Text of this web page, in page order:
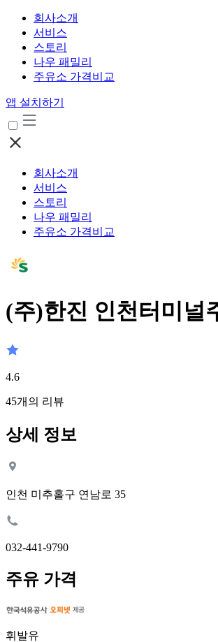
회사소개
서비스
스토리
나우 패밀리
주유소 가격비교
앱 설치하기
회사소개
서비스
스토리
나우 패밀리
주유소 가격비교
(주)한진 인천터미널
4.6
45개의 리뷰
상세 정보
인천 미추홀구 연남로 35
032-441-9790
주유 가격
휘발유